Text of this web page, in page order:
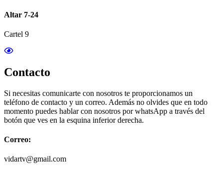
Altar 7-24
Cartel 9
Contacto
Si necesitas comunicarte con nosotros te proporcionamos un
teléfono de contacto y un correo. Además no olvides que en todo
momento puedes hablar con nosotros por whatsApp a través del
botón que ves en la esquina inferior derecha.
Correo:
vidartv@gmail.com